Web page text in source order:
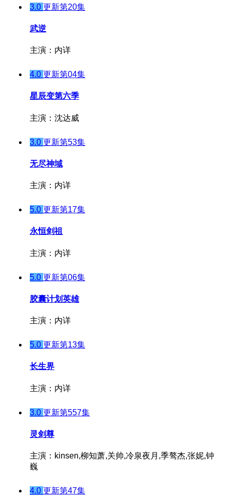
3.0 更新第20集
武逆
主演：内详
4.0 更新第04集
星辰变第六季
主演：沈达威
3.0 更新第53集
无尽神域
主演：内详
5.0 更新第17集
永恒剑祖
主演：内详
5.0 更新第06集
胶囊计划英雄
主演：内详
5.0 更新第13集
长生界
主演：内详
3.0 更新第557集
灵剑尊
主演：kinsen,柳知萧,关帅,冷泉夜月,季骜杰,张妮,钟
巍
4.0 更新第47集